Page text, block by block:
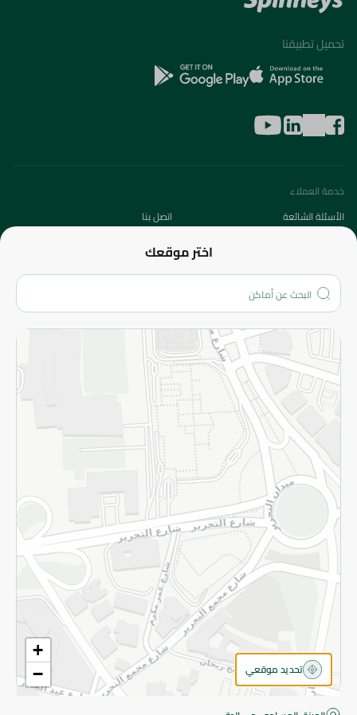
اختر موقعك
+
−
تحديد موقعي
تحميل تطبيقنا
خدمة العملاء
الأسئلة الشائعة
اتصل بنا
من نحن؟
الفروع
المزيد
الاسترجاع
سياسة الاستخدام
سياسة الخصوصية
قم بالتسجيل للنشرة
©2026 - Spinneys | جميع الحقوق محفوظة